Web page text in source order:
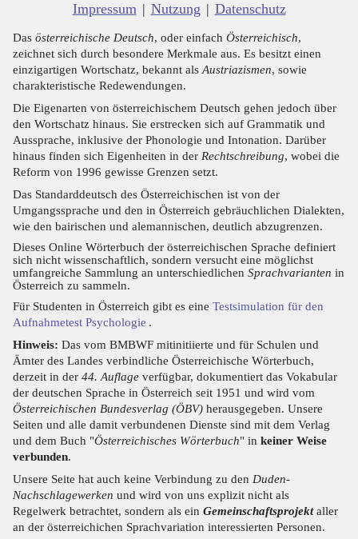
Impressum | Nutzung | Datenschutz
Das österreichische Deutsch, oder einfach Österreichisch,
zeichnet sich durch besondere Merkmale aus. Es besitzt einen
einzigartigen Wortschatz, bekannt alsAustriazismen, sowie
charakteristische Redewendungen.
Die Eigenarten von österreichischem Deutsch gehen jedoch über
den Wortschatz hinaus. Sie erstrecken sich auf Grammatik und
Aussprache, inklusive der Phonologie und Intonation. Darüber
hinaus finden sich Eigenheiten in der Rechtschreibung, wobei die
Reform von 1996 gewisse Grenzen setzt.
Das Standarddeutsch des Österreichischen ist von der
Umgangssprache und den in Österreich gebräuchlichen Dialekten,
wie den bairischen und alemannischen, deutlich abzugrenzen.
Dieses Online Wörterbuch der österreichischen Sprache definiert
sich nicht wissenschaftlich, sondern versucht eine möglichst
umfangreiche Sammlung an unterschiedlichen Sprachvarianten in
Österreich zu sammeln.
Für Studenten in Österreich gibt es eine Testsimulation für den
Aufnahmetest Psychologie .
Hinweis: Das vom BMBWF mitinitiierte und für Schulen und
Ämter des Landes verbindliche Österreichische Wörterbuch,
derzeit in der 44. Auflage verfügbar, dokumentiert das Vokabular
der deutschen Sprache in Österreich seit 1951 und wird vom
Österreichischen Bundesverlag (ÖBV) herausgegeben. Unsere
Seiten und alle damit verbundenen Dienste sind mit dem Verlag
und dem Buch "Österreichisches Wörterbuch" in keiner Weise
verbunden.
Unsere Seite hat auch keine Verbindung zu den Duden-
Nachschlagewerken und wird von uns explizit nicht als
Regelwerk betrachtet, sondern als ein Gemeinschaftsprojektaller
an der österreichichen Sprachvariation interessierten Personen.